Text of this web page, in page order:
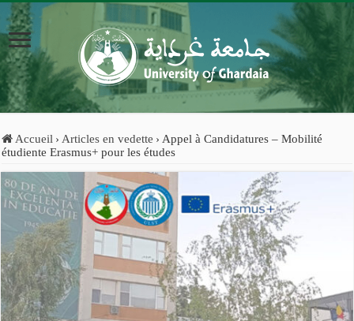
Accueil › Articles en vedette › Appel à Candidatures – Mobilité
étudiente Erasmus+ pour les études